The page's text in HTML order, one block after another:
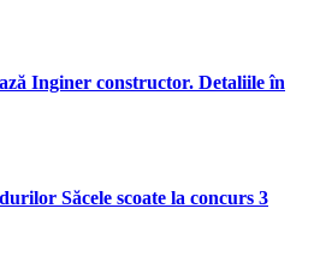
Inginer constructor. Detaliile în
Săcele scoate la concurs 3